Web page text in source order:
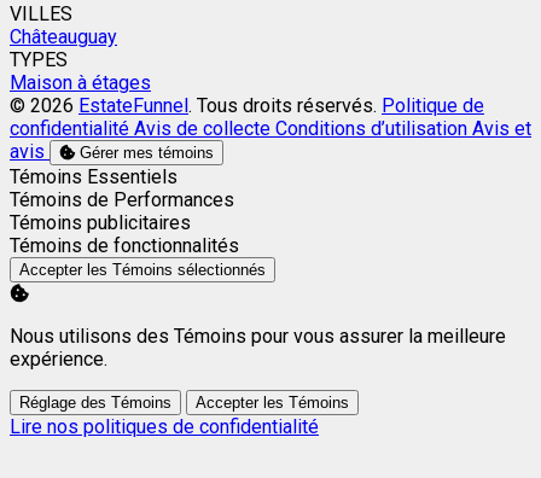
VILLES
Châteauguay
TYPES
Maison à étages
© 2026 EstateFunnel. Tous droits réservés. Politique de
confidentialité Avis de collecte Conditions d’utilisation Avis et
avis
Gérer mes témoins
Activer
Témoins Essentiels
Activer
Témoins de Performances
Activer
Témoins publicitaires
Activer
Témoins de fonctionnalités
Accepter les Témoins sélectionnés
Nous utilisons des Témoins pour vous assurer la meilleure
expérience.
Réglage des Témoins Accepter les Témoins
Lire nos politiques de confidentialité